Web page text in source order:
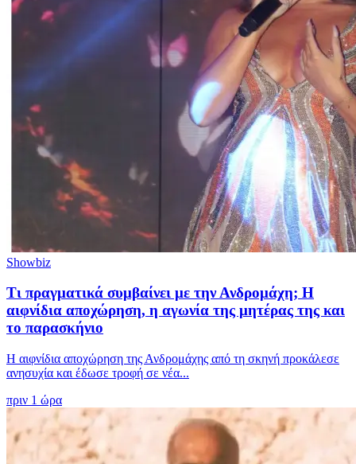
Showbiz
Τι πραγματικά συμβαίνει με την Ανδρομάχη; Η
αιφνίδια αποχώρηση, η αγωνία της μητέρας της και
το παρασκήνιο
Η αιφνίδια αποχώρηση της Ανδρομάχης από τη σκηνή προκάλεσε
ανησυχία και έδωσε τροφή σε νέα...
πριν 1 ώρα